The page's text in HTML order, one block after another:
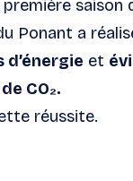
saison
Ponant a
d’énergie et
CO₂.
réussite.